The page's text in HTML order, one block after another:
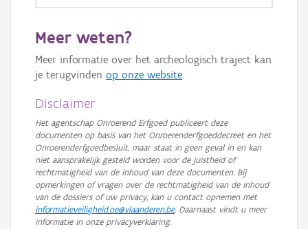
Meer weten?
Meer informatie over het archeologisch traject kan
je terugvinden op onze website.
Disclaimer
Het agentschap Onroerend Erfgoed publiceert deze
documenten op basis van het Onroerenderfgoeddecreet en het
Onroerenderfgoedbesluit, maar staat in geen geval in en kan
niet aansprakelijk gesteld worden voor de juistheid of
rechtmatigheid van de inhoud van deze documenten. Bij
opmerkingen of vragen over de rechtmatigheid van de inhoud
van de dossiers of uw privacy, kan u contact opnemen met
informatieveiligheid.oe@vlaanderen.be. Daarnaast vindt u meer
informatie in onze privacyverklaring.